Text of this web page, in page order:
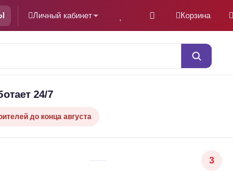
Личный кабинет Корзина
24/7
до конца августа
3